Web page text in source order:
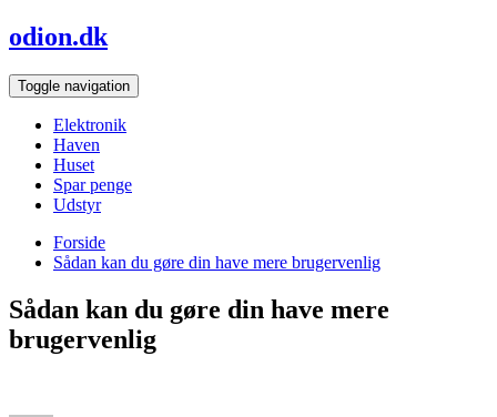
Skip
to
content
odion.dk
Toggle navigation
Elektronik
Haven
Huset
Spar penge
Udstyr
Forside
Sådan kan du gøre din have mere brugervenlig
Sådan kan du gøre din have mere
brugervenlig